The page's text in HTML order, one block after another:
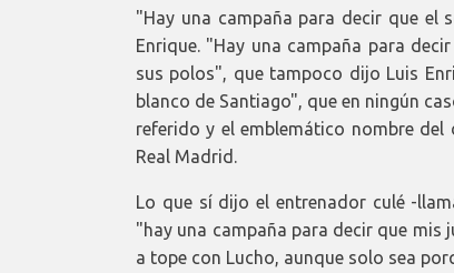
"Hay una campaña para decir que el
Enrique. "Hay una campaña para
sus polos", que tampoco dijo Luis
blanco de Santiago", que en ningún
referido y el emblemático nombre
Real Madrid.
Lo que sí dijo el entrenador culé -
"hay una campaña para decir que mis
a tope con Lucho, aunque solo sea